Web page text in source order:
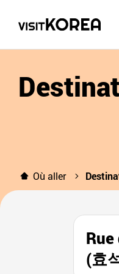
Où aller
(효